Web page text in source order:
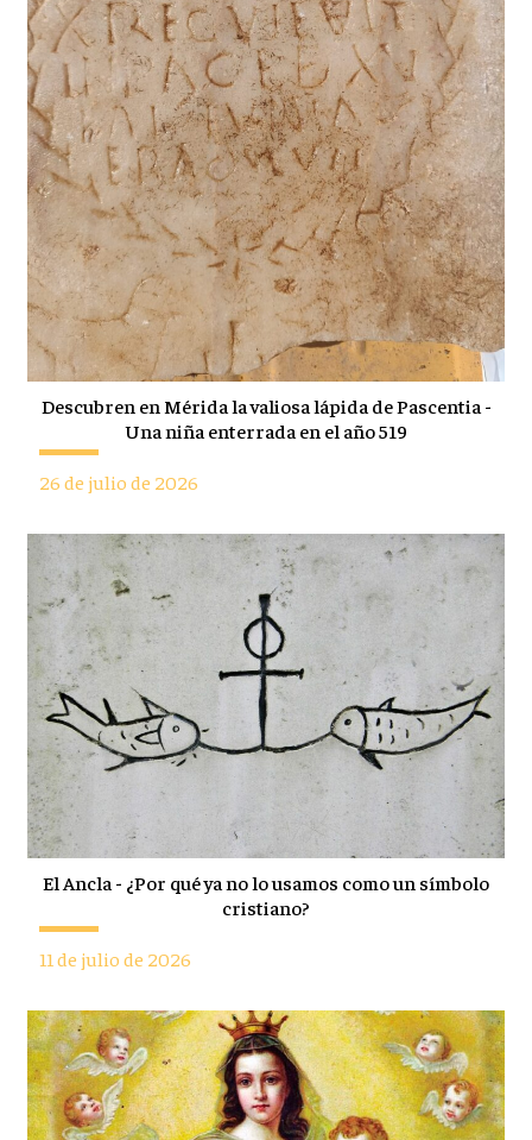
Descubren en Mérida la valiosa lápida de Pascentia -
Una niña enterrada en el año 519
26 de julio de 2026
El Ancla - ¿Por qué ya no lo usamos como un símbolo
cristiano?
11 de julio de 2026